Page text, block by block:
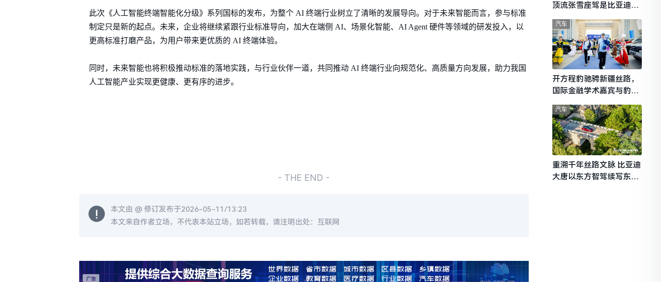
此次《人工智能终端智能化分级》系列国标的发布，为整个 AI 终端行业树立了清晰的发展导向。对于未来智能而言，参与标准
制定只是新的起点。未来，企业将继续紧跟行业标准导向，加大在端侧 AI、场景化智能、AI Agent 硬件等领域的研发投入，以
更高标准打磨产品，为用户带来更优质的 AI 终端体验。
同时，未来智能也将积极推动标准的落地实践，与行业伙伴一道，共同推动 AI 终端行业向规范化、高质量方向发展，助力我国
人工智能产业实现更健康、更有序的进步。
- THE END -
本文由 @修订发布于2026-05-11/13:23
本文来自作者立场，不代表本站立场，如若转载，请注明出处：互联网
顶流张雪座驾是比亚迪秦
L
开方程豹驰骋新疆丝路，
国际金融学术嘉宾与豹友
共赴山海热爱
汽车
重溯千年丝路文脉 比亚迪
大唐以东方智驾续写东西
汽车